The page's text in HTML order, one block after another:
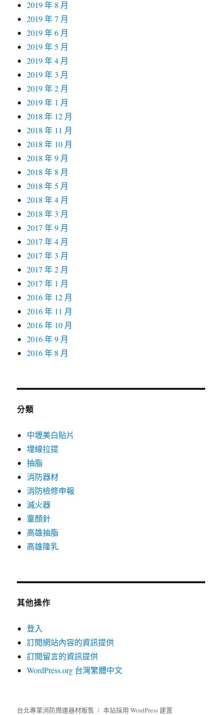
2019 年 8 月
2019 年 7 月
2019 年 6 月
2019 年 5 月
2019 年 4 月
2019 年 3 月
2019 年 2 月
2019 年 1 月
2018 年 12 月
2018 年 11 月
2018 年 10 月
2018 年 9 月
2018 年 8 月
2018 年 5 月
2018 年 4 月
2018 年 3 月
2017 年 9 月
2017 年 4 月
2017 年 3 月
2017 年 2 月
2017 年 1 月
2016 年 12 月
2016 年 11 月
2016 年 10 月
2016 年 9 月
2016 年 8 月
分類
中壢美白貼片
埋線拉提
抽脂
消防器材
消防檢修申報
滅火器
童顏針
高雄抽脂
高雄隆乳
其他操作
登入
訂閱網站內容的資訊提供
訂閱留言的資訊提供
WordPress.org 台灣繁體中文
台北專業消防周邊器材販售 本站採用 WordPress 建置